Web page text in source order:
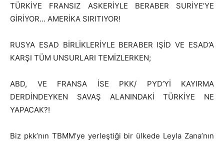
TÜRKİYE FRANSIZ ASKERİYLE BERABER SURİYE’YE
GİRİYOR… AMERİKA SIRITIYOR!
RUSYA ESAD BİRLİKLERİYLE BERABER IŞİD VE ESAD’A
KARŞI TÜM UNSURLARI TEMİZLERKEN;
ABD, VE FRANSA İSE PKK/ PYD’Yİ KAYIRMA
DERDİNDEYKEN SAVAŞ ALANINDAKİ TÜRKİYE NE
YAPACAK?!
Biz pkk’nın TBMM’ye yerleştiği bir ülkede Leyla Zana’nın